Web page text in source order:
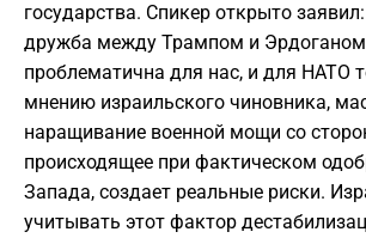
государства. Спикер открыто
дружба между Трампом и Эрдоганом
проблематична для нас, и для НАТО
мнению израильского чиновника,
наращивание военной мощи со
происходящее при фактическом
Запада, создает реальные риски.
учитывать этот фактор